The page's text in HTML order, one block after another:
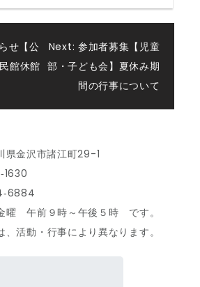
せ【公
館休館
Next: 参加者募集【児童
部・子ども会】夏休み期
間の行事について
金沢市諸江町29-1
曜 午前９時～午後５時 です。
活動・行事により異なります。